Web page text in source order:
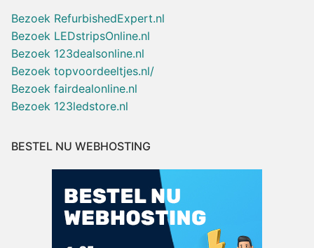
Bezoek RefurbishedExpert.nl
Bezoek LEDstripsOnline.nl
Bezoek 123dealsonline.nl
Bezoek topvoordeeltjes.nl/
Bezoek fairdealonline.nl
Bezoek 123ledstore.nl
BESTEL NU WEBHOSTING